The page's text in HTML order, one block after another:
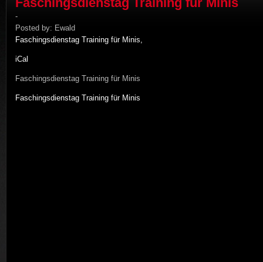
-
Posted by: Ewald
Faschingsdienstag Training für Minis,
iCal
Faschingsdienstag Training für Minis
Faschingsdienstag Training für Minis